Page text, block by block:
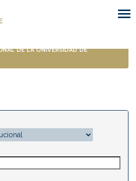
de la Universidad de